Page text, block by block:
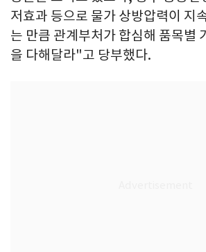
저효과 등으로 물가 상방압력이 지
는 만큼 관계부처가 합심해 품목별
을 다해달라"고 당부했다.